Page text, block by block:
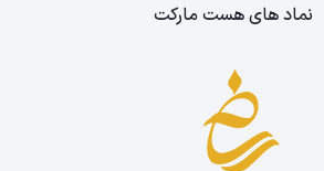
نماد های هست مارکت